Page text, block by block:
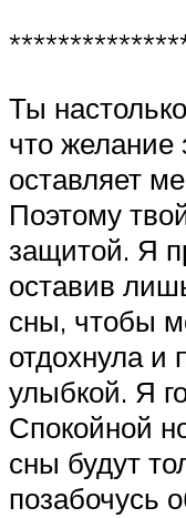
Ты
что
оставляет
Поэтому
защитой. Я
оставив
сны, чтобы
отдохнула и
улыбкой. Я
Спокойной
сны будут
позабочусь